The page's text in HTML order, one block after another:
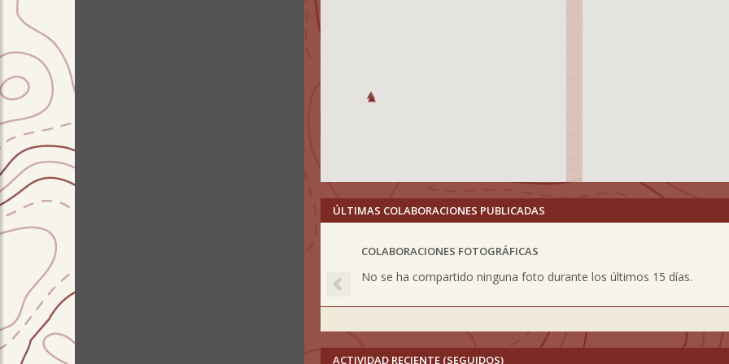
ÚLTIMAS COLABORACIONES PUBLICADAS
COLABORACIONES FOTOGRÁFICAS
No se ha compartido ninguna foto durante los últimos 15 días.
Previous
ACTIVIDAD RECIENTE (SEGUIDOS)